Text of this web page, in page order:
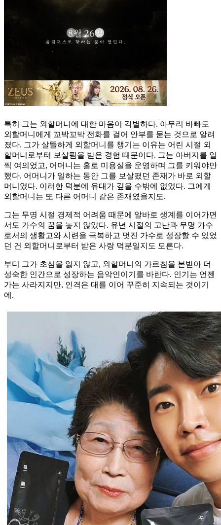
특히 그는 외할머니에 대한 마음이 각별하다. 아무리 바빠도
외할머니에게 꼬박꼬박 전화를 걸어 안부를 묻는 것으로 알려
졌다. 그가 살뜰하게 외할머니를 챙기는 이유는 어린 시절 외
할머니로부터 보살핌을 받은 경험 때문이다. 그는 아버지를 일
찍 여의었고, 어머니는 홀로 미용실을 운영하며 그를 키워야만
했다. 어머니가 일하는 동안 그를 보살폈던 존재가 바로 외할
머니였다. 이러한 덕분에 유대가 깊을 수밖에 없었다. 그에게
외할머니는 또 다른 어머니 같은 존재였을지도.
그는 무명 시절 경제적 어려움 때문에 알바로 생계를 이어가면
서도 가수의 꿈을 놓지 않았다. 유년 시절의 고난과 무명 가수
로서의 생활고와 시련을 극복하고 멋진 가수로 성장할 수 있었
던 건 외할머니로부터 받은 사랑 덕분일지도 모른다.
부디 그가 초심을 잃지 않고, 외할머니의 가르침을 본받아 더
성숙한 인간으로 성장하는 음악인이기를 바란다. 인기는 언젠
가는 사라지지만, 인격은 대를 이어 꾸준히 지속되는 것이기
에.